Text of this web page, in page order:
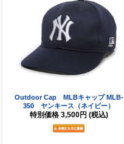
Outdoor Cap MLBキャップ MLB-
350 ヤンキース（ネイビー）
特別価格 3,500円 (税込)